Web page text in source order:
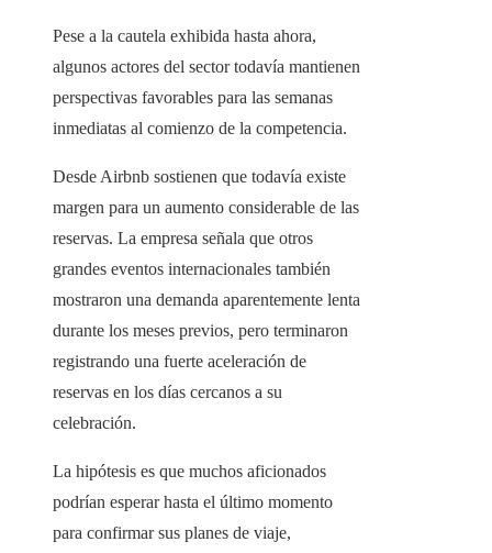
Pese a la cautela exhibida hasta ahora,
algunos actores del sector todavía mantienen
perspectivas favorables para las semanas
inmediatas al comienzo de la competencia.
Desde Airbnb sostienen que todavía existe
margen para un aumento considerable de las
reservas. La empresa señala que otros
grandes eventos internacionales también
mostraron una demanda aparentemente lenta
durante los meses previos, pero terminaron
registrando una fuerte aceleración de
reservas en los días cercanos a su
celebración.
La hipótesis es que muchos aficionados
podrían esperar hasta el último momento
para confirmar sus planes de viaje,